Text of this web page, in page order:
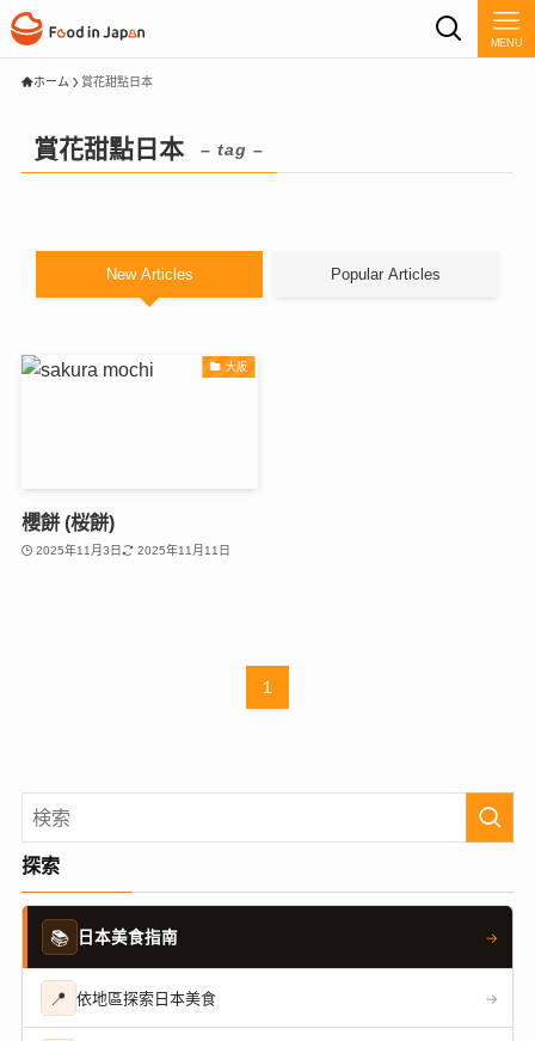
MENU
ホーム 賞花甜點日本
賞花甜點日本 – tag –
New Articles Popular Articles
大阪
櫻餅 (桜餅)
2025年11月3日 2025年11月11日
1
探索
📚 日本美食指南 →
📍 依地區探索日本美食 →